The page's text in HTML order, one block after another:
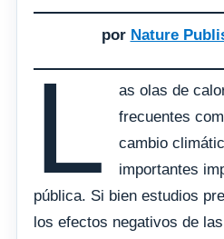
por Nature
L
as olas de
frecuentes
cambio
importantes
pública. Si bien estudios
los efectos negativos de